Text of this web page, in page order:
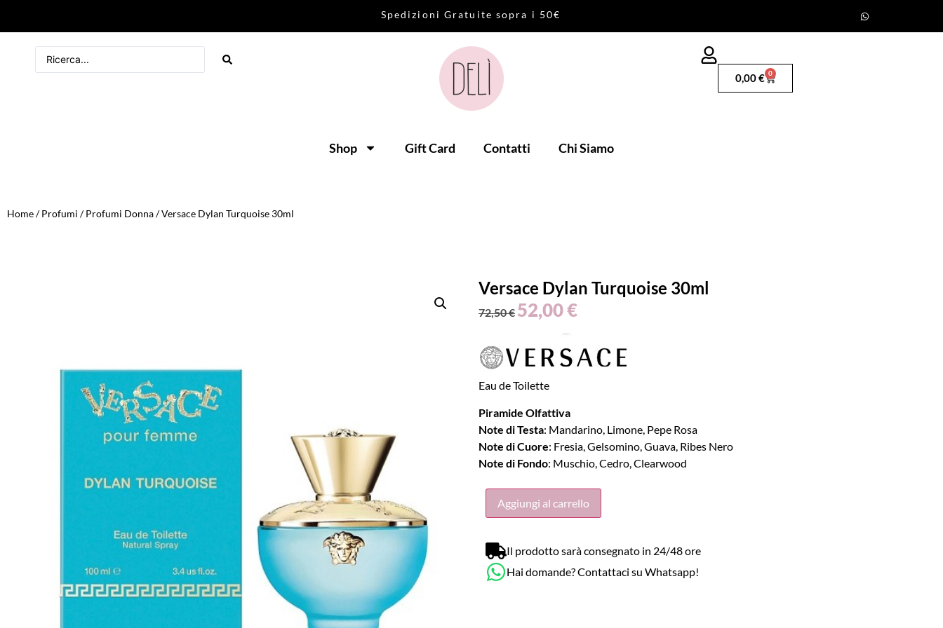
Sped izi on i Gratu ite sopra i 50€
0,00€ 0
Shop Gift Card Contatti Chi Siamo
Home/Profumi /Profumi Donna/ Versace Dylan Turquoise 30ml
Versace Dylan Turquoise 30ml
72,50€ 52,00€
Eau de Toilette
Piramide Olfattiva
Note di Testa: Mandarino, Limone, Pepe Rosa
Note di Cuore: Fresia, Gelsomino, Guava, Ribes Nero
Note di Fondo: Muschio, Cedro, Clearwood
Aggiungi al carrello
Il prodotto sarà consegnato in 24/48 ore
Hai domande? Contattaci su Whatsapp!